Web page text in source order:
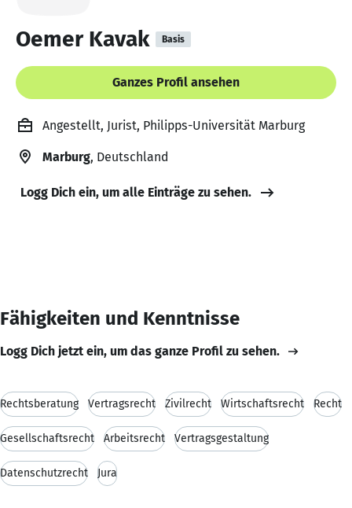
Oemer Kavak Basis
Ganzes Profil ansehen
Angestellt, Jurist, Philipps-Universität Marburg
Marburg, Deutschland
Logg Dich ein, um alle Einträge zu sehen.
Fähigkeiten und Kenntnisse
Logg Dich jetzt ein, um das ganze Profil zu sehen.
Rechtsberatung Vertragsrecht Zivilrecht Wirtschaftsrecht Recht
Gesellschaftsrecht Arbeitsrecht Vertragsgestaltung
Datenschutzrecht Jura